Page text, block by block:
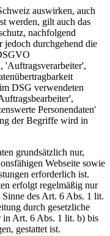
auswirken, auch
werden, gilt auch das
nachfolgend
jedoch durchgehend die
'Auftragsverarbeiter',
DSG verwendeten
Personendaten'
der Begriffe wird in
grundsätzlich nur,
Webseite sowie
erforderlich ist.
erfolgt regelmäßig nur
des Art. 6 Abs. 1 lit.
durch gesetzliche
in Art. 6 Abs. 1 lit. b) bis
gestattet ist.